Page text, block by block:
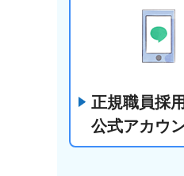
正規職員採
公式アカウ